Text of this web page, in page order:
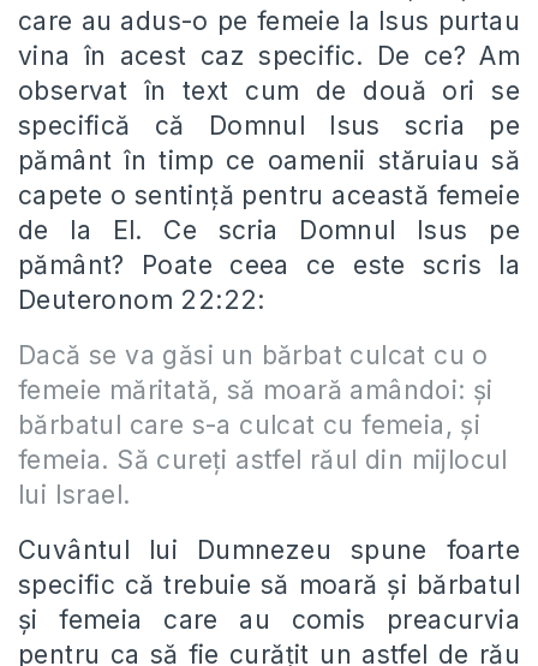
care au adus-o pe femeie la Isus purtau
vina în acest caz specific. De ce? Am
observat în text cum de două ori se
specifică că Domnul Isus scria pe
pământ în timp ce oamenii stăruiau să
capete o sentință pentru această femeie
de la El. Ce scria Domnul Isus pe
pământ? Poate ceea ce este scris la
Deuteronom 22:22:
Dacă se va găsi un bărbat culcat cu o
femeie măritată, să moară amândoi: și
bărbatul care s-a culcat cu femeia, și
femeia. Să cureți astfel răul din mijlocul
lui Israel.
Cuvântul lui Dumnezeu spune foarte
specific că trebuie să moară și bărbatul
și femeia care au comis preacurvia
pentru ca să fie curățit un astfel de rău